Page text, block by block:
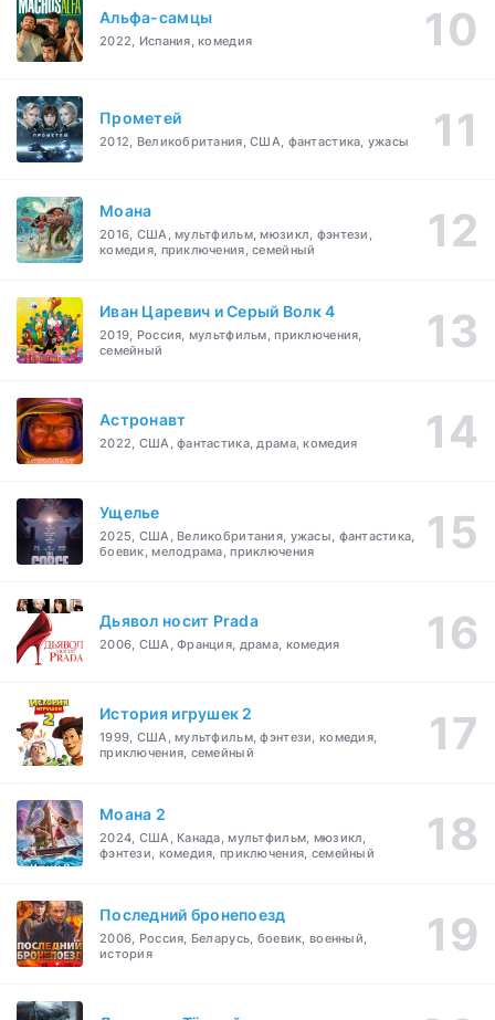
Альфа-самцы
2022, Испания, комедия
Прометей
2012, Великобритания, США, фантастика, ужасы
Моана
2016, США, мультфильм, мюзикл, фэнтези,
комедия, приключения, семейный
Иван Царевич и Серый Волк 4
2019, Россия, мультфильм, приключения,
семейный
Астронавт
2022, США, фантастика, драма, комедия
Ущелье
2025, США, Великобритания, ужасы, фантастика,
боевик, мелодрама, приключения
Дьявол носит Prada
2006, США, Франция, драма, комедия
История игрушек 2
1999, США, мультфильм, фэнтези, комедия,
приключения, семейный
Моана 2
2024, США, Канада, мультфильм, мюзикл,
фэнтези, комедия, приключения, семейный
Последний бронепоезд
2006, Россия, Беларусь, боевик, военный,
история